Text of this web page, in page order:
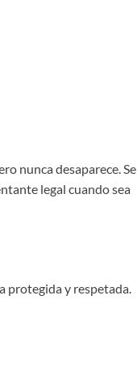
nunca desaparece. Se
legal cuando sea
protegida y respetada.